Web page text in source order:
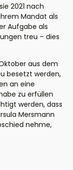
2021 nach
Mandat als
Aufgabe als
treu – dies
aus dem
besetzt werden,
an eine
zu erfüllen
werden, dass
Mersmann
nehme,